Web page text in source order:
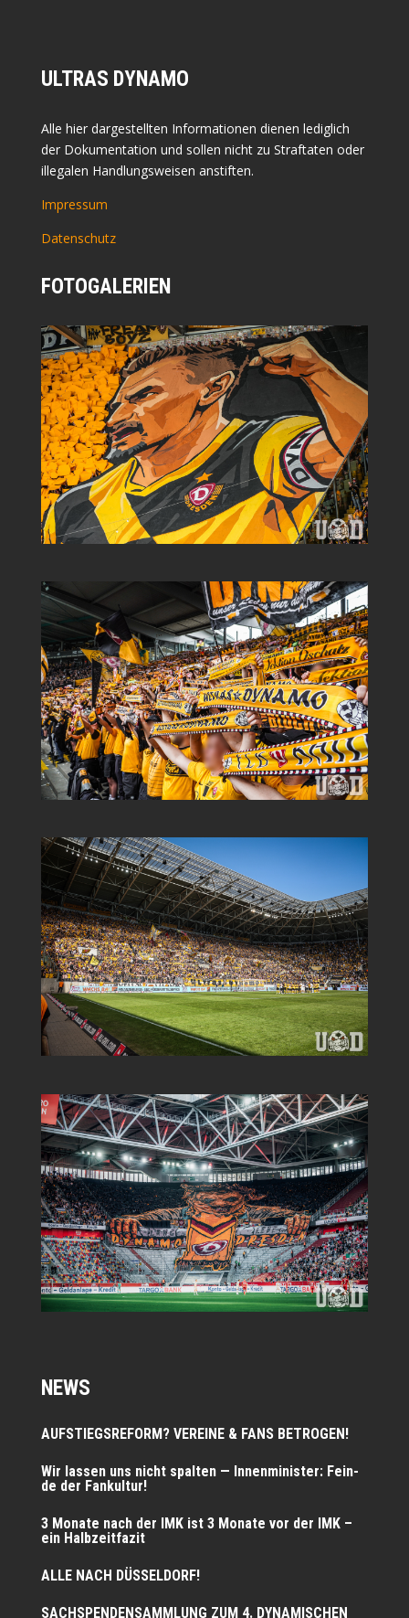
ULTRAS DYNAMO
Alle hier dargestellten Informationen dienen lediglich
der Dokumentation und sollen nicht zu Straftaten oder
illegalen Handlungsweisen anstiften.
Impressum
Datenschutz
FOTOGALERIEN
NEWS
AUFSTIEGSREFORM? VEREINE & FANS BETROGEN!
Wir las­sen uns nicht spal­ten — Innen­mi­nis­ter: Fein­
de der Fankultur!
3 Mona­te nach der IMK ist 3 Mona­te vor der IMK –
ein Halbzeitfazit
ALLE NACH DÜSSELDORF!
SACHSPENDENSAMMLUNG ZUM 4. DYNAMISCHEN